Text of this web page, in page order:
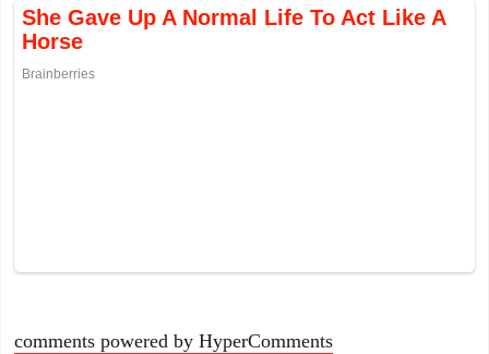
comments powered by HyperComments